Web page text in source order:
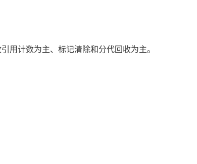
用计数为主、标记清除和分代回收为主。